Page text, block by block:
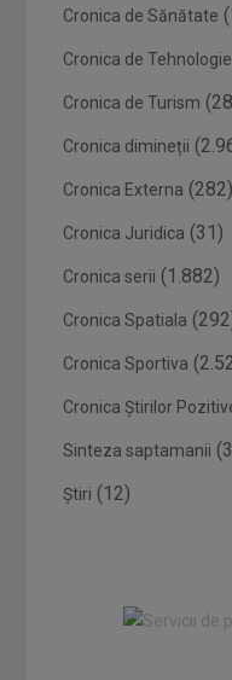
Cronica de Sănătate
Cronica de Tehnologie
Cronica de Turism
Cronica dimineții
Cronica Externa (282)
Cronica Juridica (31)
Cronica serii (1.882)
Cronica Spatiala
Cronica Sportiva
Cronica Știrilor
Sinteza saptamanii
Știri (12)